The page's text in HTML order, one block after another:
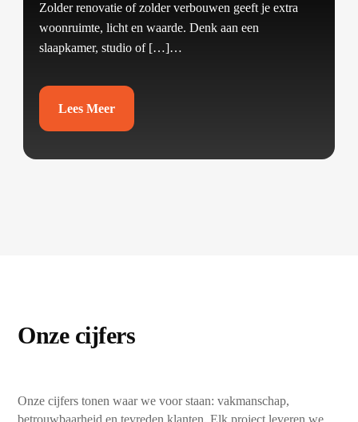
Zolder renovatie of zolder verbouwen geeft je extra
woonruimte, licht en waarde.​ Denk aan een
slaapkamer, studio of […]…
Lees Meer
Onze cijfers
Onze cijfers tonen waar we voor staan: vakmanschap,